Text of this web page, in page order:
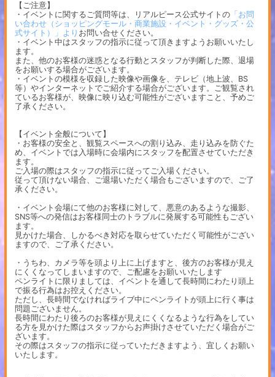
【ご注意】
・イベントに関するご質問等は、リアルピース公式サイトの「お問
い合わせ（ショッピングモール・商業施設・イベント・グッズ・公
式サイト）」より お問い合せください。
・イベント中はスタッフの指示に従って頂きますようお願いいたし
ます。
また、他のお客様の迷惑となる行動とスタッフが判断した際、退場
をお願いする場合がございます。
・イベントの模様を収録した映像や画像を、テレビ（地上波、BS
等）やインターネットでご紹介する場合がございます。ご観覧され
ているお客様が、映像に映り込む可能性がございますこと、予めご
了承ください。
【イベント全般について】
・お客様の安全と、観覧スペースへの割り込み、走り込みを防ぐた
め、イベントでは入場時に会場内にスタッフを配置させていただき
ます。
ご入場の際はスタッフの指示に従ってご入場ください。
従って頂けない場合、ご退場いただく場合もございますので、ご了
承ください。
・イベント会場にて他のお客様に対して、悪意のあるような撮影、
SNS等への発信はお客様同士のトラブルに発展する可能性もござい
ます。
見かけた場合、しかるべき対応を取らせていただく可能性がござい
ますので、ご了承ください。
・うちわ、カメラ等を頭より上に上げますと、後方のお客様が見え
にくくなってしまいますので、ご配慮をお願いいたします
ペンライトに限りましては、イベントを通して長時間にわたり頭上
で振る行為はお控えください。
ただし、長時間でなければライブ中にペンライトが頭上に行く事は
問題ございません。
長時間にわたり後ろのお客様が見えにくくなるような行為をしてい
る方を見かけた際はスタッフからお声掛けさせていただく場合がご
ざいます。
その際はスタッフの指示に従っていただきますよう、宜しくお願い
いたします。